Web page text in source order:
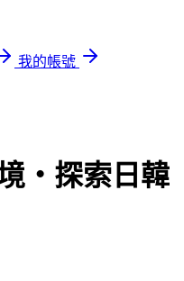
我的帳號
・探索日韓